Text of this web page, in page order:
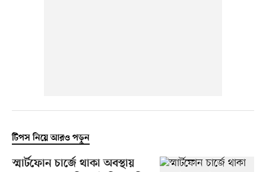
টিপস নিয়ে আরও পড়ুন
স্মার্টফোন চার্জে থাকা অবস্থায়